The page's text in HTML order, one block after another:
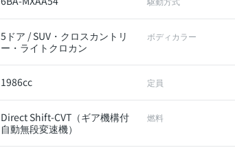
5ドア / SUV・クロスカントリ
ー・ライトクロカン
ボディカラー
1986cc 定員
Direct Shift-CVT（ギア機構付
自動無段変速機）
燃料